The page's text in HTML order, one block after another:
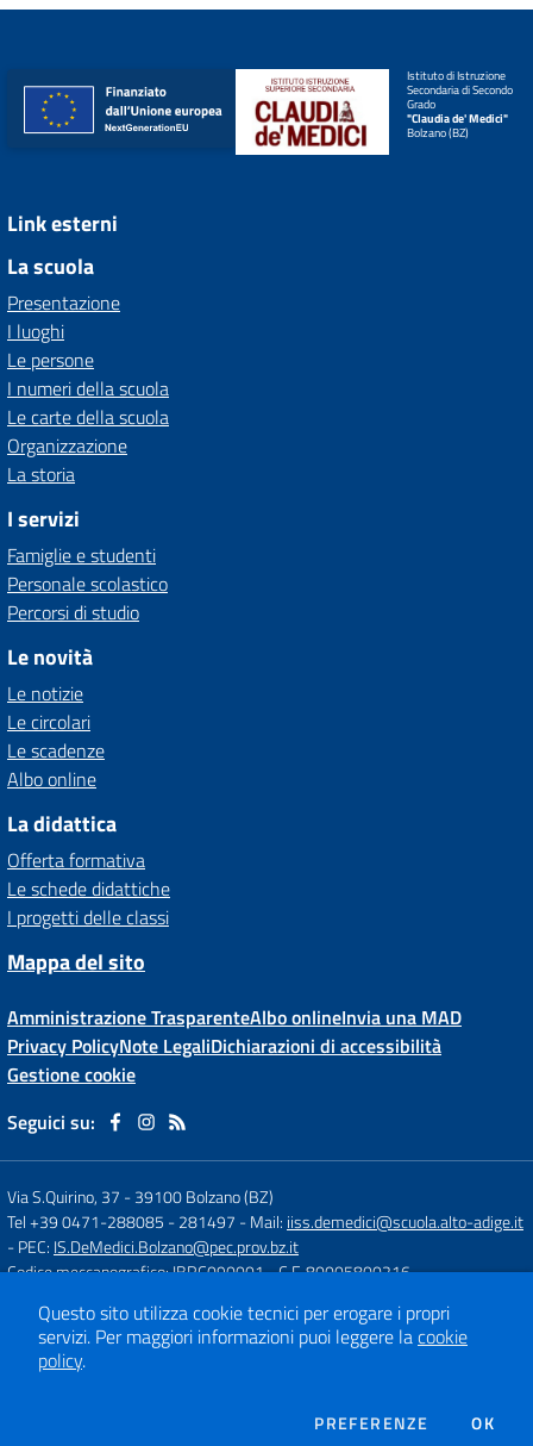
Istituto di Istruzione
Secondaria di Secondo
Grado
"Claudia de' Medici"
Bolzano (BZ)
Link esterni
La scuola
Presentazione
I luoghi
Le persone
I numeri della scuola
Le carte della scuola
Organizzazione
La storia
I servizi
Famiglie e studenti
Personale scolastico
Percorsi di studio
Le novità
Le notizie
Le circolari
Le scadenze
Albo online
La didattica
Offerta formativa
Le schede didattiche
I progetti delle classi
Mappa del sito
Amministrazione TrasparenteAlbo onlineInvia una MAD
Privacy PolicyNote LegaliDichiarazioni di accessibilità
Gestione cookie
Seguici su:
Via S.Quirino, 37 -39100 Bolzano (BZ)
Tel +39 0471-288085 - 281497 - Mail: iiss.demedici@scuola.alto-adige.it
- PEC: IS.DeMedici.Bolzano@pec.prov.bz.it
Codice meccanografico: IBRC090001- C.F. 80005800216
Concept & Design by
Designers Italia
Questo sito utilizza cookie tecnici per erogare i propri
servizi. Per maggiori informazioni puoi leggere lacookie
policy.
PREFERENZE DEI COOKIE
OK